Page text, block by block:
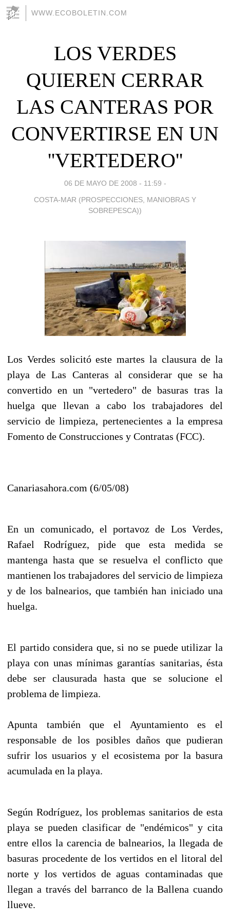
WWW.ECOBOLETIN.COM
LOS VERDES
QUIEREN CERRAR
LAS CANTERAS POR
CONVERTIRSE EN UN
''VERTEDERO''
06 DE MAYO DE 2008 - 11:59 -
COSTA-MAR (PROSPECCIONES, MANIOBRAS Y
SOBREPESCA))
Los Verdes solicitó este martes la clausura de la
playa de Las Canteras al considerar que se ha
convertido en un "vertedero" de basuras tras la
huelga que llevan a cabo los trabajadores del
servicio de limpieza, pertenecientes a la empresa
Fomento de Construcciones y Contratas (FCC).
Canariasahora.com (6/05/08)
En un comunicado, el portavoz de Los Verdes,
Rafael Rodríguez, pide que esta medida se
mantenga hasta que se resuelva el conflicto que
mantienen los trabajadores del servicio de limpieza
y de los balnearios, que también han iniciado una
huelga.
El partido considera que, si no se puede utilizar la
playa con unas mínimas garantías sanitarias, ésta
debe ser clausurada hasta que se solucione el
problema de limpieza.
Apunta también que el Ayuntamiento es el
responsable de los posibles daños que pudieran
sufrir los usuarios y el ecosistema por la basura
acumulada en la playa.
Según Rodríguez, los problemas sanitarios de esta
playa se pueden clasificar de "endémicos" y cita
entre ellos la carencia de balnearios, la llegada de
basuras procedente de los vertidos en el litoral del
norte y los vertidos de aguas contaminadas que
llegan a través del barranco de la Ballena cuando
llueve.